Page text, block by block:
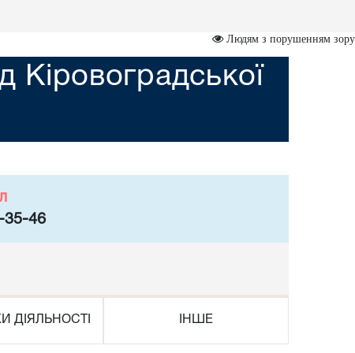
Людям з порушенням зору
Кіровоградської
35-46
ДІЯЛЬНОСТІ ІНШЕ